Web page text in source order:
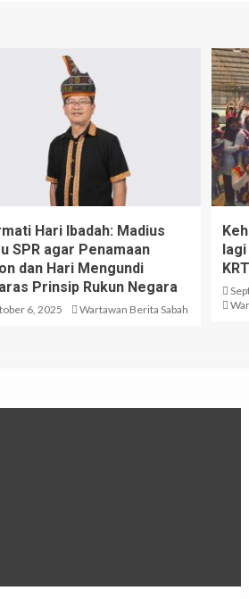
Hari Ibadah: Madius
SPR agar Penamaan
dan Hari Mengundi
Prinsip Rukun Negara
6, 2025 Wartawan Berita Sabah